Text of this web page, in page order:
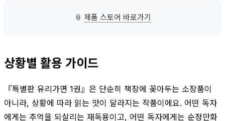
📎 제품 스토어 바로가기
상황별 활용 가이드
『특별판 유리가면 1권』은 단순히 책장에 꽂아두는 소장품이
아니라, 상황에 따라 읽는 맛이 달라지는 작품이에요. 어떤 독자
에게는 추억을 되살리는 재독용이고, 어떤 독자에게는 순정만화